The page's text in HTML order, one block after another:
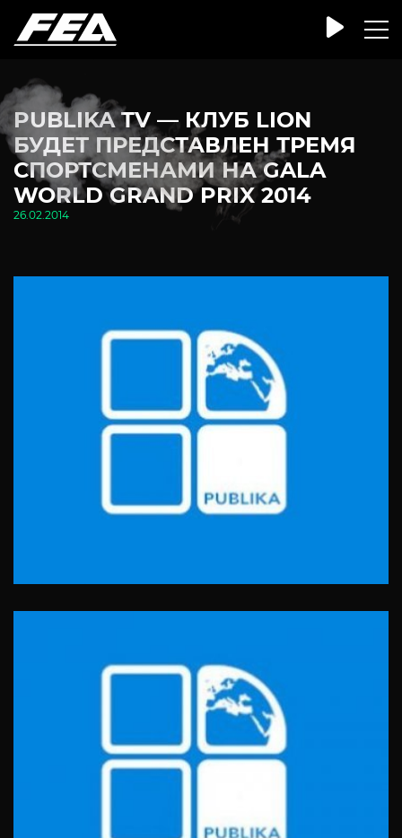
PUBLIKA TV — КЛУБ LION
БУДЕТ ПРЕДСТАВЛЕН ТРЕМЯ
СПОРТСМЕНАМИ НА GALA
WORLD GRAND PRIX 2014
26.02.2014